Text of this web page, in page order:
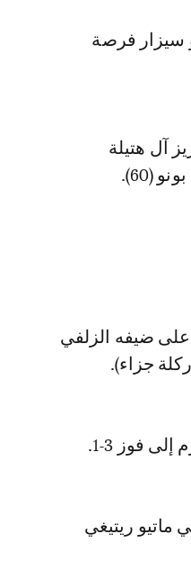
سيزار فرصة
آل هتيلة
(60).
على ضيفه الزلفي
فوز 3-1.
الإيطالي ماتيو ريتيغي